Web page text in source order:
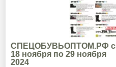
СПЕЦОБУВЬОПТОМ.РФ с
18 ноября по 29 ноября
2024